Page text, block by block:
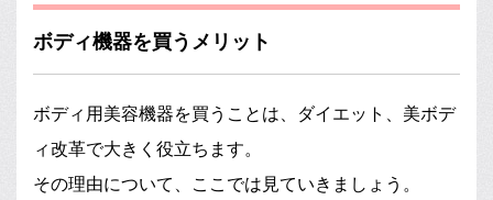
ボディ機器を買うメリット
ボディ用美容機器を買うことは、ダイエット、美ボデ
ィ改革で大きく役立ちます。
その理由について、ここでは見ていきましょう。